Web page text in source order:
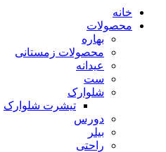
خانه
محصولات
بهاره
محصولات زمستانی
عیدانه
ست
شلوارک
تیشرت شلوارک
دورس
بیلر
راحتی